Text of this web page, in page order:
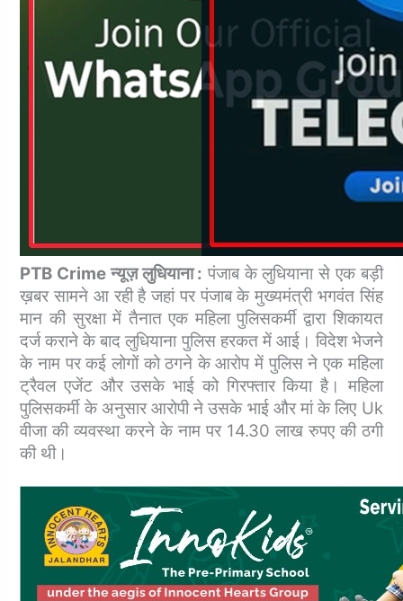
PTB Crime न्यूज़ लुधियाना : पंजाब के लुधियाना से एक बड़ी
ख़बर सामने आ रही है जहां पर पंजाब के मुख्यमंत्री भगवंत सिंह
मान की सुरक्षा में तैनात एक महिला पुलिसकर्मी द्वारा शिकायत
दर्ज कराने के बाद लुधियाना पुलिस हरकत में आई। विदेश भेजने
के नाम पर कई लोगों को ठगने के आरोप में पुलिस ने एक महिला
ट्रैवल एजेंट और उसके भाई को गिरफ्तार किया है। महिला
पुलिसकर्मी के अनुसार आरोपी ने उसके भाई और मां के लिए Uk
वीजा की व्यवस्था करने के नाम पर 14.30 लाख रुपए की ठगी
की थी।